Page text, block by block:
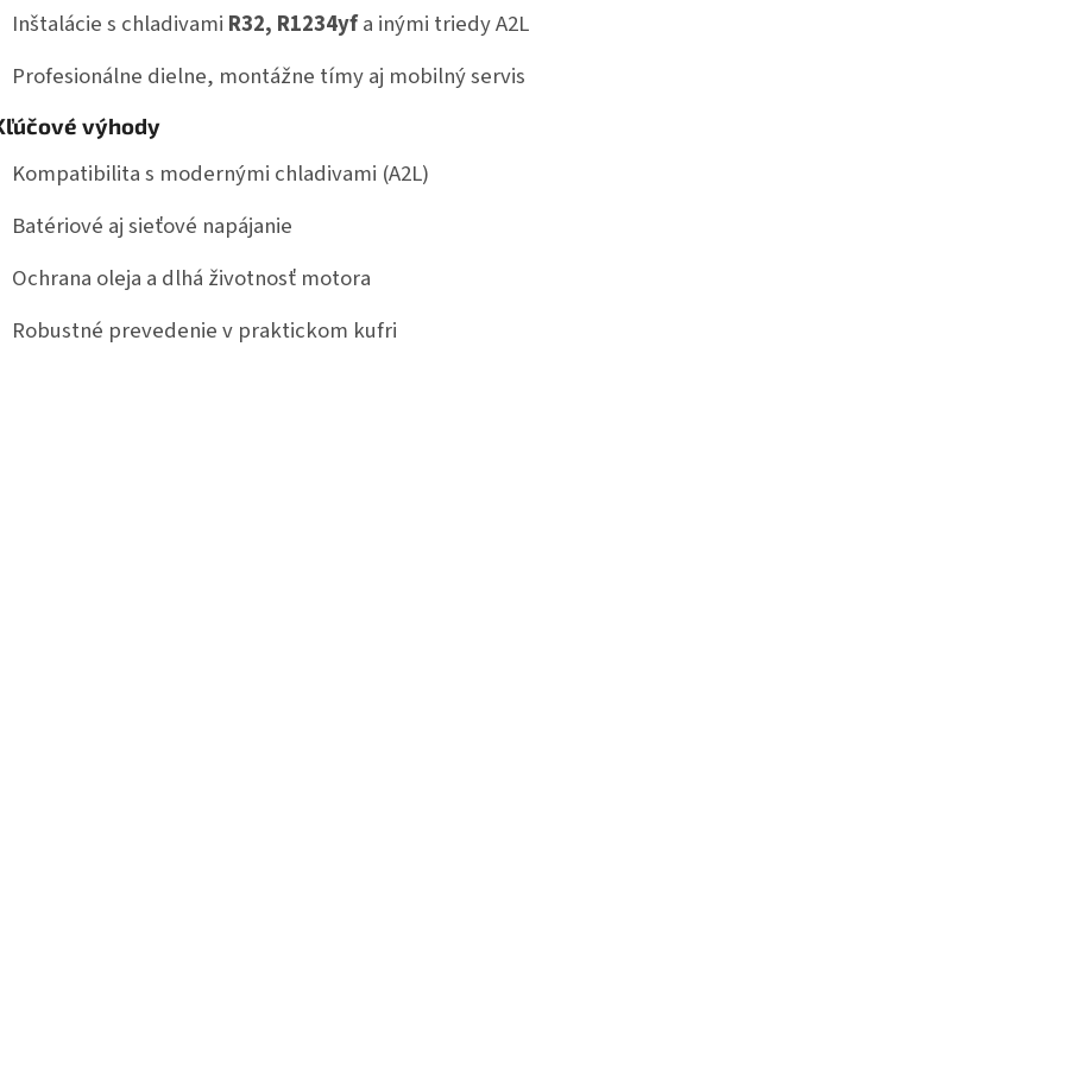
Inštalácie s chladivami R32, R1234yfa inými triedy A2L
Profesionálne dielne, montážne tímy aj mobilný servis
výhody
Kompatibilita s modernými chladivami (A2L)
Batériové aj sieťové napájanie
Ochrana oleja a dlhá životnosť motora
Robustné prevedenie v praktickom kufri